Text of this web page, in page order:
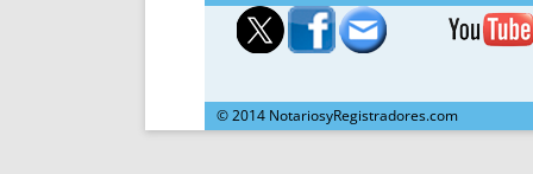
© 2014 NotariosyRegistradores.com